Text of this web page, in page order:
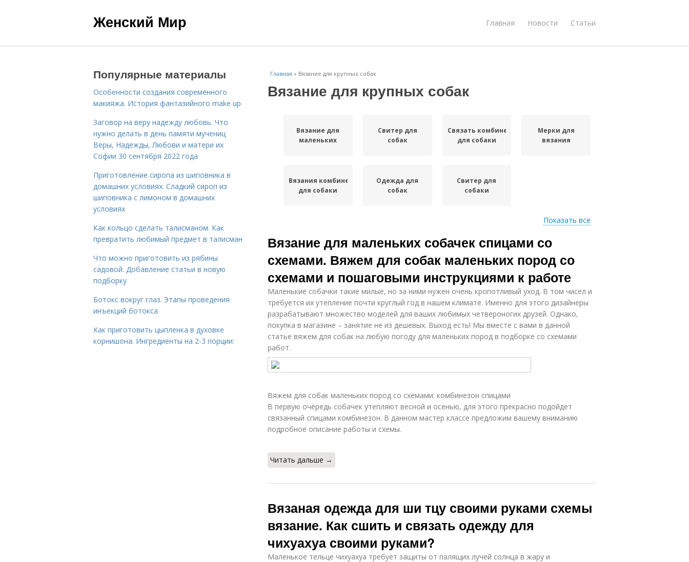
Женский Мир Главная Новости Статьи
Главная » Вязание для крупных собак
Вязание для крупных собак
Вязание для
маленьких
Свитер для
собак
Связать комбинезон
для собаки
Мерки для
вязания
Вязания комбинезон
для собаки
Одежда для
собак
Свитер для
собаки
Показать все
Вязание для маленьких собачек спицами со
схемами. Вяжем для собак маленьких пород со
схемами и пошаговыми инструкциями к работе
Маленькие собачки такие милые, но за ними нужен очень кропотливый уход. В том чисел и
требуется их утепление почти круглый год в нашем климате. Именно для этого дизайнеры
разрабатывают множество моделей для ваших любимых четвероногих друзей. Однако,
покупка в магазине – занятие не из дешевых. Выход есть! Мы вместе с вами в данной
статье вяжем для собак на любую погоду для маленьких пород в подборке со схемами
работ.
Вяжем для собак маленьких пород со схемами: комбинезон спицами
В первую очередь собачек утепляют весной и осенью, для этого прекрасно подойдет
связанный спицами комбинезон. В данном мастер классе предложим вашему вниманию
подробное описание работы и схемы.
Читать дальше →
Вязаная одежда для ши тцу своими руками схемы
вязание. Как сшить и связать одежду для
чихуахуа своими руками?
Маленькое тельце чихуахуа требует защиты от палящих лучей солнца в жару и
Популярные материалы
Особенности создания современного
макияжа. История фантазийного make up
Заговор на веру надежду любовь. Что
нужно делать в день памяти мучениц
Веры, Надежды, Любови и матери их
Софии 30 сентября 2022 года
Приготовление сиропа из шиповника в
домашних условиях. Сладкий сироп из
шиповника с лимоном в домашних
условиях
Как кольцо сделать талисманом. Как
превратить любимый предмет в талисман
Что можно приготовить из рябины
садовой. Добавление статьи в новую
подборку
Ботокс вокруг глаз. Этапы проведения
инъекций ботокса
Как приготовить цыпленка в духовке
корнишона. Ингредиенты на 2-3 порции: